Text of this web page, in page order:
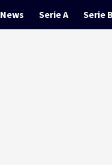
News Serie A Serie B